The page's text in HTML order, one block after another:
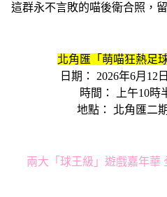
這群永不言敗的喵後衛合照，
北角匯「萌喵狂熱足
日期： 2026年6月12
時間： 上午10時
地點： 北角匯二
兩大「球王級」遊戲嘉年華